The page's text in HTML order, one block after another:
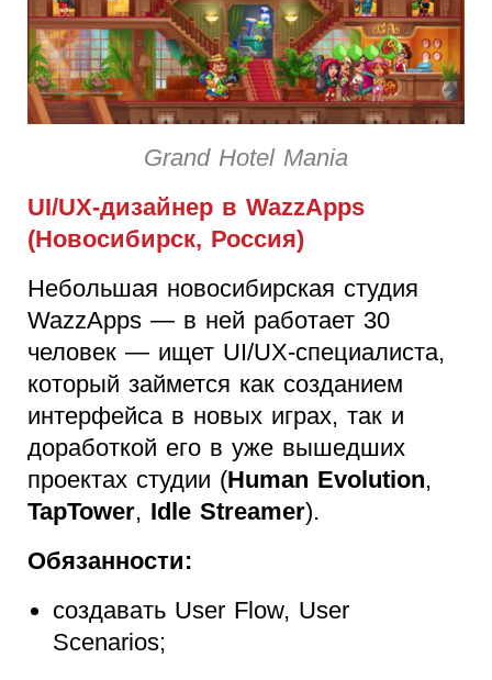
Grand Hotel Mania
UI/UX-дизайнер в WazzApps
(Новосибирск, Россия)
Небольшая новосибирская студия
WazzApps — в ней работает 30
человек — ищет UI/UX-специалиста,
который займется как созданием
интерфейса в новых играх, так и
доработкой его в уже вышедших
проектах студии (Human Evolution,
TapTower, Idle Streamer).
Обязанности:
создавать User Flow, User
Scenarios;